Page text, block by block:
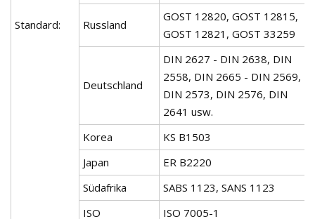
Standard: Russland
GOST 12820, GOST 12815,
GOST 12821, GOST 33259
Deutschland
DIN 2627 - DIN 2638, DIN
2558, DIN 2665 - DIN 2569,
DIN 2573, DIN 2576, DIN
2641 usw.
Korea
KS B1503
Japan
ER B2220
Südafrika
SABS 1123, SANS 1123
ISO
ISO 7005-1